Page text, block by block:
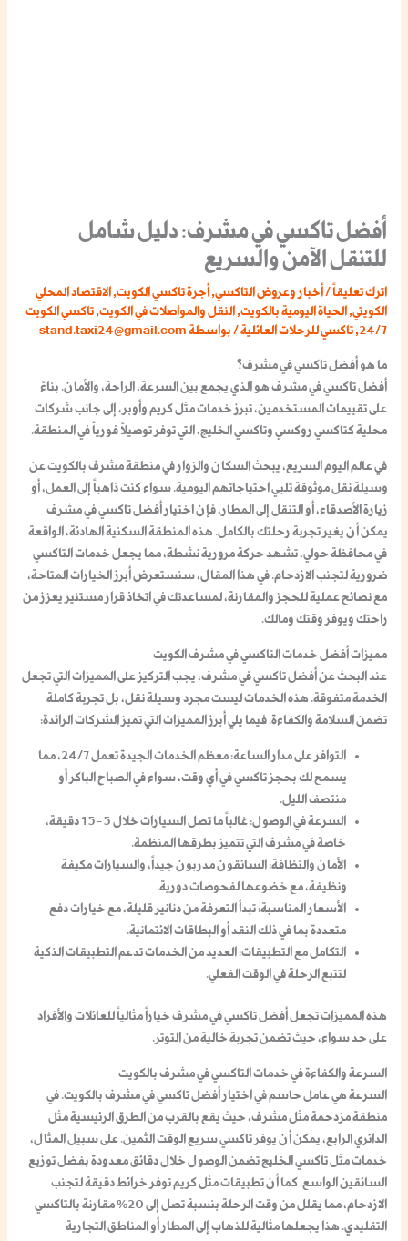
أفضل تاكسي في مشرف: دليل شامل
للتنقل الآمن والسريع
اترك تعليقاً/أخبار وعروض التاكسي,أجرة تاكسي الكويت,الاقتصاد المحلي
الكويتي,الحياة اليومية بالكويت,النقل والمواصلات في الكويت,تاكسي الكويت
24/7
,تاكسي للرحلات العائلية/ بواسطة stand.taxi24@gmail.com
ما هو أفضل تاكسي في مشرف؟
أفضل تاكسي في مشرف هو الذي يجمع بين السرعة، الراحة، والأمان. بناءً
على تقييمات المستخدمين، تبرز خدمات مثل كريم وأوبر، إلى جانب شركات
محلية كتاكسي روكسي وتاكسي الخليج، التي توفر توصيلاً فورياً في المنطقة.
في عالم اليوم السريع، يبحث السكان والزوار في منطقة مشرف بالكويت عن
وسيلة نقل موثوقة تلبي احتياجاتهم اليومية. سواء كنت ذاهباً إلى العمل، أو
زيارة الأصدقاء، أو التنقل إلى المطار، فإن اختيار أفضل تاكسي في مشرف
يمكن أن يغير تجربة رحلتك بالكامل. هذه المنطقة السكنية الهادئة، الواقعة
في محافظة حولي، تشهد حركة مرورية نشطة، مما يجعل خدمات التاكسي
ضرورية لتجنب الازدحام. في هذا المقال، سنستعرض أبرز الخيارات المتاحة،
مع نصائح عملية للحجز والمقارنة، لمساعدتك في اتخاذ قرار مستنير يعزز من
راحتك ويوفر وقتك ومالك.
مميزات أفضل خدمات التاكسي في مشرف الكويت
عند البحث عن أفضل تاكسي في مشرف، يجب التركيز على المميزات التي تجعل
الخدمة متفوقة. هذه الخدمات ليست مجرد وسيلة نقل، بل تجربة كاملة
تضمن السلامة والكفاءة. فيما يلي أبرز المميزات التي تميز الشركات الرائدة:
التوافر على مدار الساعة
: معظم الخدمات الجيدة تعمل 24/7، مما
يسمح لك بحجز تاكسي في أي وقت، سواء في الصباح الباكر أو
منتصف الليل.
السرعة في الوصول
: غالباً ما تصل السيارات خلال 5-15 دقيقة،
خاصة في مشرف التي تتميز بطرقها المنظمة.
الأمان والنظافة: السائقون مدربون جيداً، والسيارات مكيفة
ونظيفة، مع خضوعها لفحوصات دورية.
الأسعار المناسبة: تبدأ التعرفة من دنانير قليلة، مع خيارات دفع
متعددة بما في ذلك النقد أو البطاقات الائتمانية.
التكامل مع التطبيقات: العديد من الخدمات تدعم التطبيقات الذكية
لتتبع الرحلة في الوقت الفعلي.
هذه المميزات تجعل أفضل تاكسي في مشرف خياراً مثالياً للعائلات والأفراد
على حد سواء، حيث تضمن تجربة خالية من التوتر.
السرعة والكفاءة في خدمات التاكسي في مشرف بالكويت
السرعة هي عامل حاسم في اختيار أفضل تاكسي في مشرف بالكويت. في
منطقة مزدحمة مثل مشرف، حيث يقع بالقرب من الطرق الرئيسية مثل
الدائري الرابع، يمكن أن يوفر تاكسي سريع الوقت الثمين. على سبيل المثال،
خدمات مثل تاكسي الخليج تضمن الوصول خلال دقائق معدودة بفضل توزيع
السائقين الواسع. كما أن تطبيقات مثل كريم توفر خرائط دقيقة لتجنب
الازدحام، مما يقلل من وقت الرحلة بنسبة تصل إلى 20% مقارنة بالتاكسي
التقليدي. هذا يجعلها مثالية للذهاب إلى المطار أو المناطق التجارية